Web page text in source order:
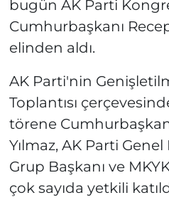
bugün AK Parti
Cumhurbaşkanı
elinden aldı.
AK Parti'nin
Toplantısı
törene
Yılmaz, AK Parti
Grup Başkanı ve
çok sayıda yetkili